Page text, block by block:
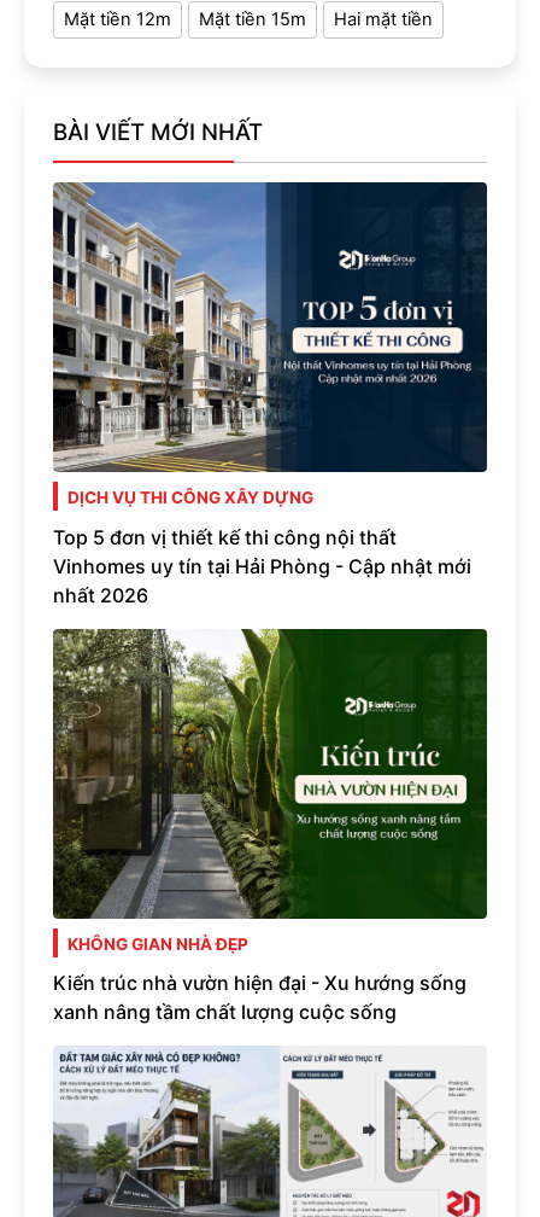
Mặt tiền 12m Mặt tiền 15m Hai mặt tiền
BÀI VIẾT MỚI NHẤT
DỊCH VỤ THI CÔNG XÂY DỰNG
Top 5 đơn vị thiết kế thi công nội thất
Vinhomes uy tín tại Hải Phòng - Cập nhật mới
nhất 2026
KHÔNG GIAN NHÀ ĐẸP
Kiến trúc nhà vườn hiện đại - Xu hướng sống
xanh nâng tầm chất lượng cuộc sống